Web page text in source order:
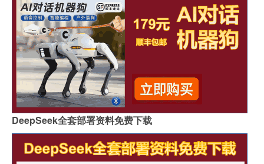
DeepSeek全套部署资料免费下载